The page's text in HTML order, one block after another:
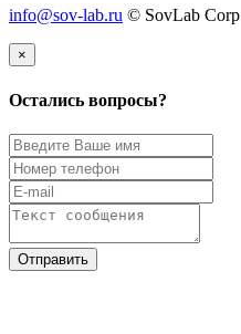
info@sov-lab.ru © SovLab
×
Остались вопросы?